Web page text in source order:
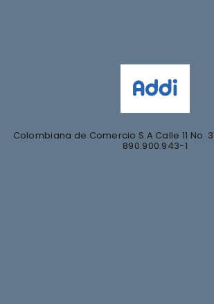
Colombiana de Comercio S.A Calle 11 No.
890.900.943-1